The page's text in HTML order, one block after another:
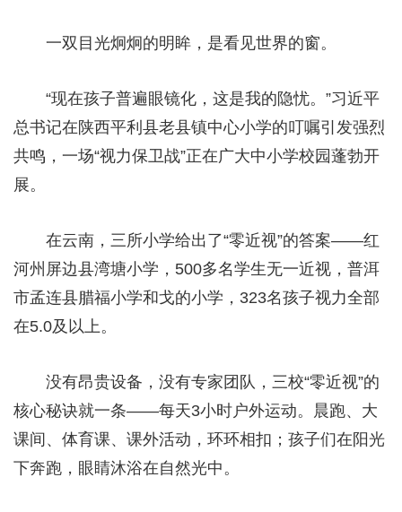
一双目光炯炯的明眸，是看见世界的窗。
“现在孩子普遍眼镜化，这是我的隐忧。”习近平
总书记在陕西平利县老县镇中心小学的叮嘱引发强烈
共鸣，一场“视力保卫战”正在广大中小学校园蓬勃开
展。
在云南，三所小学给出了“零近视”的答案——红
河州屏边县湾塘小学，500多名学生无一近视，普洱
市孟连县腊福小学和戈的小学，323名孩子视力全部
在5.0及以上。
没有昂贵设备，没有专家团队，三校“零近视”的
核心秘诀就一条——每天3小时户外运动。晨跑、大
课间、体育课、课外活动，环环相扣；孩子们在阳光
下奔跑，眼睛沐浴在自然光中。